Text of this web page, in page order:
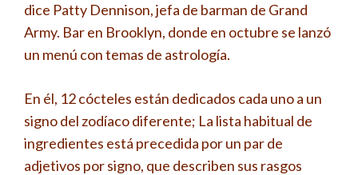
dice Patty Dennison, jefa de barman de Grand
Army. Bar en Brooklyn, donde en octubre se lanzó
un menú con temas de astrología.
En él, 12 cócteles están dedicados cada uno a un
signo del zodíaco diferente; La lista habitual de
ingredientes está precedida por un par de
adjetivos por signo, que describen sus rasgos